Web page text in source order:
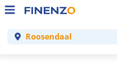
Roosendaal